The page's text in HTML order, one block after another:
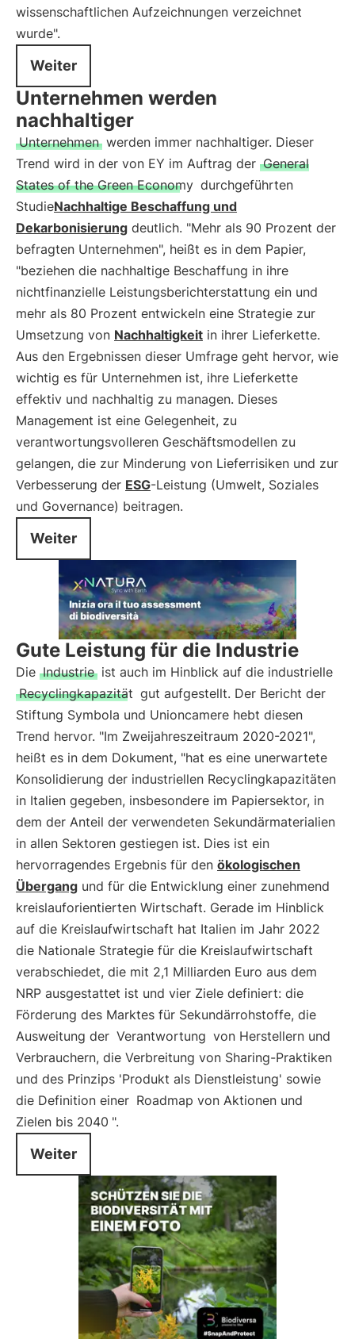
wissenschaftlichen Aufzeichnungen verzeichnet
wurde".
Weiter
Unternehmen werden
nachhaltiger
Unternehmen werden immer nachhaltiger. Dieser
Trend wird in der von EY im Auftrag der General
States of the Green Economy durchgeführten
StudieNachhaltige Beschaffung und
Dekarbonisierung deutlich. "Mehr als 90 Prozent der
befragten Unternehmen", heißt es in dem Papier,
"beziehen die nachhaltige Beschaffung in ihre
nichtfinanzielle Leistungsberichterstattung ein und
mehr als 80 Prozent entwickeln eine Strategie zur
Umsetzung von Nachhaltigkeit in ihrer Lieferkette.
Aus den Ergebnissen dieser Umfrage geht hervor, wie
wichtig es für Unternehmen ist, ihre Lieferkette
effektiv und nachhaltig zu managen. Dieses
Management ist eine Gelegenheit, zu
verantwortungsvolleren Geschäftsmodellen zu
gelangen, die zur Minderung von Lieferrisiken und zur
Verbesserung der ESG-Leistung (Umwelt, Soziales
und Governance) beitragen.
Weiter
Gute Leistung für die Industrie
Die Industrie ist auch im Hinblick auf die industrielle
Recyclingkapazität gut aufgestellt. Der Bericht der
Stiftung Symbola und Unioncamere hebt diesen
Trend hervor. "Im Zweijahreszeitraum 2020-2021",
heißt es in dem Dokument, "hat es eine unerwartete
Konsolidierung der industriellen Recyclingkapazitäten
in Italien gegeben, insbesondere im Papiersektor, in
dem der Anteil der verwendeten Sekundärmaterialien
in allen Sektoren gestiegen ist. Dies ist ein
hervorragendes Ergebnis für den ökologischen
Übergang und für die Entwicklung einer zunehmend
kreislauforientierten Wirtschaft. Gerade im Hinblick
auf die Kreislaufwirtschaft hat Italien im Jahr 2022
die Nationale Strategie für die Kreislaufwirtschaft
verabschiedet, die mit 2,1 Milliarden Euro aus dem
NRP ausgestattet ist und vier Ziele definiert: die
Förderung des Marktes für Sekundärrohstoffe, die
Ausweitung der Verantwortung von Herstellern und
Verbrauchern, die Verbreitung von Sharing-Praktiken
und des Prinzips 'Produkt als Dienstleistung' sowie
die Definition einer Roadmap von Aktionen und
Zielen bis 2040 ".
Weiter